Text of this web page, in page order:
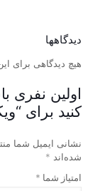
می
ها
در
دیدگاهها
هیچ دیدگاهی برای
اولین نفری
کنید برای
نشانی ایمیل شما
شده‌اند *
امتیاز شما *